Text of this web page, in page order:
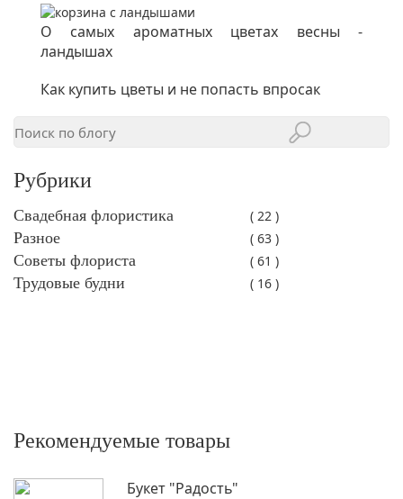
О самых ароматных цветах весны -
ландышах
Как купить цветы и не попасть впросак
Рубрики
Свадебная флористика ( 22 )
Разное ( 63 )
Советы флориста ( 61 )
Трудовые будни ( 16 )
Рекомендуемые товары
Букет "Радость"